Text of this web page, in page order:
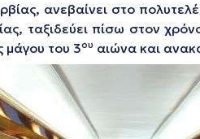
ανεβαίνει στο
ταξιδεύει πίσω στον
μάγου του 3ου αιώνα και